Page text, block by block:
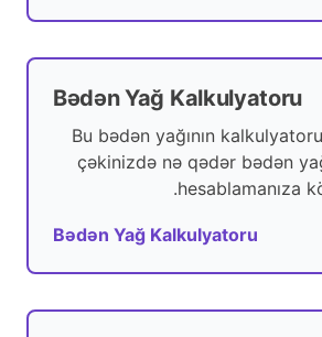
Bədən Yağ Kalkulyatoru
Bu bədən yağının
çəkinizdə nə qədər bədən
hesablamanıza
Bədən Yağ Kalkulyatoru